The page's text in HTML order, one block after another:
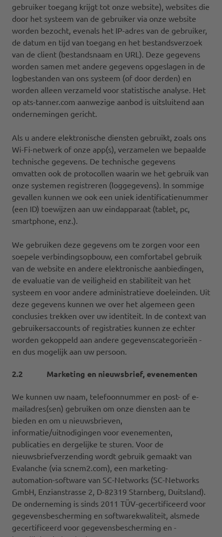
gebruiker toegang krijgt tot onze website), websites die
door het systeem van de gebruiker via onze website
worden bezocht, evenals het IP-adres van de gebruiker,
de datum en tijd van toegang en het bestandsverzoek
van de client (bestandsnaam en URL). Deze gegevens
worden samen met andere gegevens opgeslagen in de
logbestanden van ons systeem (of door derden) en
worden alleen verzameld voor statistische analyse. Het
op ats-tanner.com aanwezige aanbod is uitsluitend aan
ondernemingen gericht.
Als u andere elektronische diensten gebruikt, zoals ons
Wi-Fi-netwerk of onze app(s), verzamelen we bepaalde
technische gegevens. De technische gegevens
omvatten ook de protocollen waarin we het gebruik van
onze systemen registreren (loggegevens). In sommige
gevallen kunnen we ook een uniek identificatienummer
(een ID) toewijzen aan uw eindapparaat (tablet, pc,
smartphone, enz.).
We gebruiken deze gegevens om te zorgen voor een
soepele verbindingsopbouw, een comfortabel gebruik
van de website en andere elektronische aanbiedingen,
de evaluatie van de veiligheid en stabiliteit van het
systeem en voor andere administratieve doeleinden. Uit
deze gegevens kunnen we over het algemeen geen
conclusies trekken over uw identiteit. In de context van
gebruikersaccounts of registraties kunnen ze echter
worden gekoppeld aan andere gegevenscategorieën -
en dus mogelijk aan uw persoon.
2.2 Marketing en nieuwsbrief, evenementen
We kunnen uw naam, telefoonnummer en post- of e-
mailadres(sen) gebruiken om onze diensten aan te
bieden en om u nieuwsbrieven,
informatie/uitnodigingen voor evenementen,
publicaties en dergelijke te sturen. Voor de
nieuwsbriefverzending wordt gebruik gemaakt van
Evalanche (via scnem2.com), een marketing-
automation-software van SC-Networks (SC-Networks
GmbH, Enzianstrasse 2, D-82319 Starnberg, Duitsland).
De onderneming is sinds 2011 TÜV-gecertificeerd voor
gegevensbescherming en softwarekwaliteit, alsmede
gecertificeerd voor gegevensbescherming en -